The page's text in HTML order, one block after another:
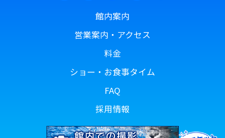
館内案内
営業案内・アクセス
料金
ショー・お食事タイム
FAQ
採用情報